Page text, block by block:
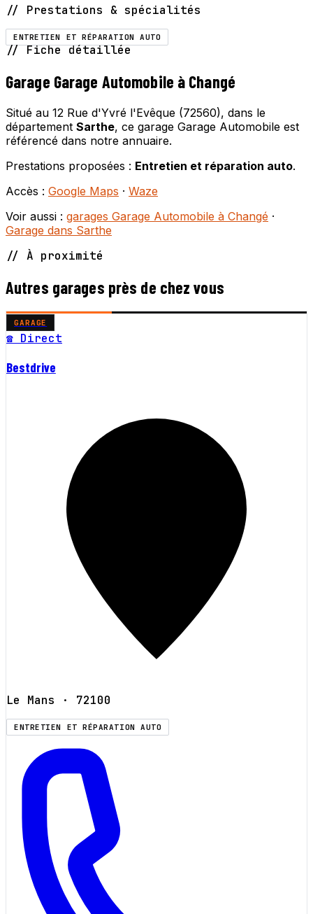
// Prestations & spécialités
ENTRETIEN ET RÉPARATION AUTO
// Fiche détaillée
Garage Garage Automobile à Changé
Situé au 12 Rue d'Yvré l'Evêque (72560), dans le
département Sarthe, ce garage Garage Automobile est
référencé dans notre annuaire.
Prestations proposées : Entretien et réparation auto.
Accès : Google Maps · Waze
Voir aussi : garages Garage Automobile à Changé ·
Garage dans Sarthe
// À proximité
Autres garages près de chez vous
GARAGE
☎ Direct
Bestdrive
Le Mans · 72100
ENTRETIEN ET RÉPARATION AUTO